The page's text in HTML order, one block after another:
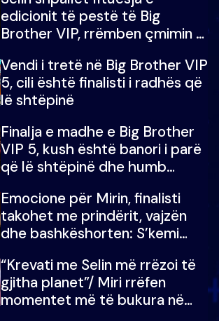
edicionit të pestë të Big
Brother VIP, rrëmben çmimin e
Vendi i tretë në Big Brother VIP
5, cili është finalisti i radhës që
lë shtëpinë
Finalja e madhe e Big Brother
VIP 5, kush është banori i parë
që lë shtëpinë dhe humb
çmimin e madh
Emocione për Mirin, finalisti
takohet me prindërit, vajzën
dhe bashkëshorten: S’kemi
“Krevati me Selin më rrëzoi të
gjitha planet”/ Miri rrëfen
momentet më të bukura në